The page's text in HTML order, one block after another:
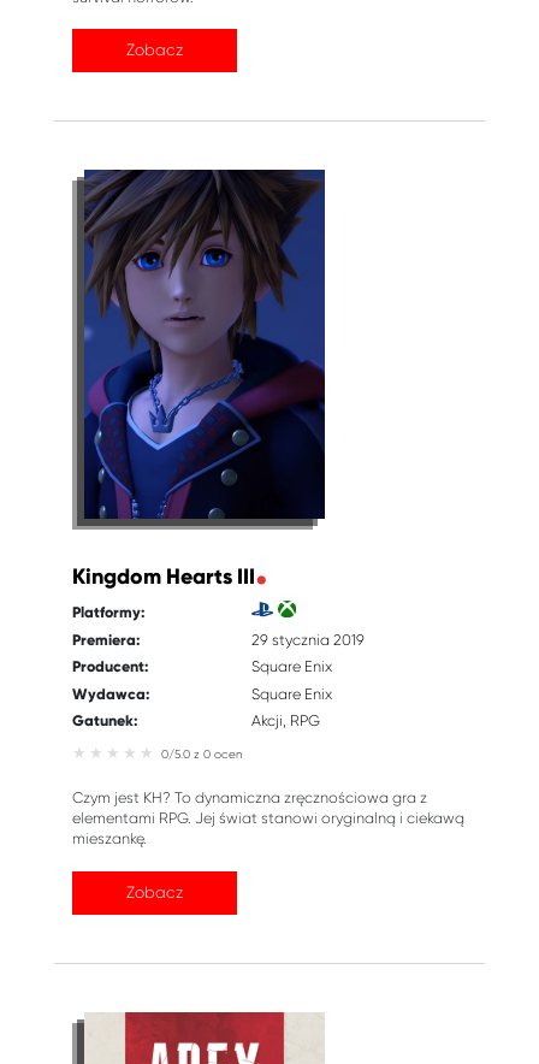
Zobacz
Kingdom Hearts III
Platformy:
Premiera:
29 stycznia 2019
Producent: Square Enix
Wydawca: Square Enix
Gatunek: Akcji RPG
0/5.0 z 0 ocen
Czym jest KH? To dynamiczna zręcznościowa gra z
elementami RPG. Jej świat stanowi oryginalną i ciekawą
mieszankę.
Zobacz